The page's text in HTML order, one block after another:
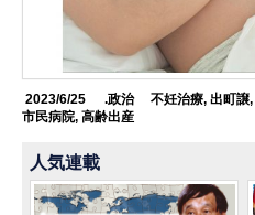
2023/6/25 .政治 不妊治療, 出町譲,
市民病院,高齢出産
人気連載